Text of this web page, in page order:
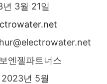
3월 21일
엔젤파트너스
2023년 5월